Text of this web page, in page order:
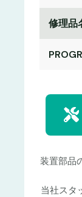
修理品
装置部品
当社スタ